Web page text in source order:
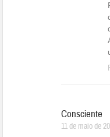
Consciente
11 de maio de